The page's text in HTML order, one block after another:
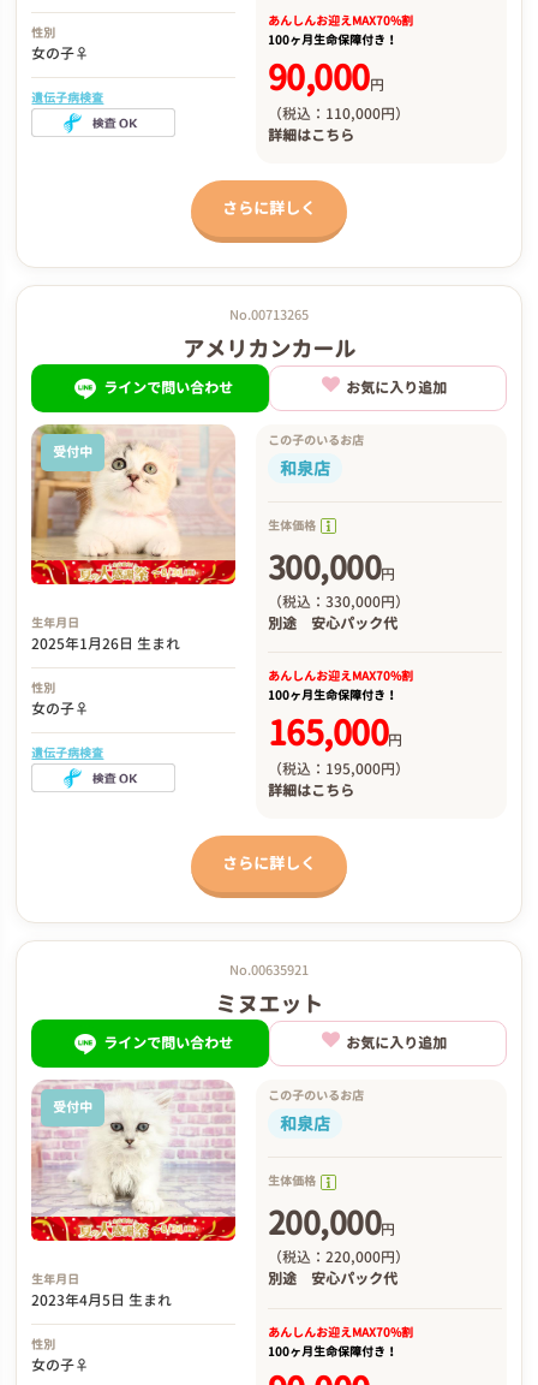
性別
女の子♀
遺伝子病検査
あんしんお迎えMAX70%割
100ヶ月生命保障付き！
90,000円
（税込：110,000円）
詳細はこちら
さらに詳しく
No.00713265
アメリカンカール
ラインで問い合わせ お気に入り追加
受付中
生年月日
2025年1月26日 生まれ
性別
女の子♀
遺伝子病検査
この子のいるお店
和泉店
生体価格
300,000円
（税込：330,000円）
別途 安心パック代
あんしんお迎えMAX70%割
100ヶ月生命保障付き！
165,000円
（税込：195,000円）
詳細はこちら
さらに詳しく
No.00635921
ミヌエット
ラインで問い合わせ お気に入り追加
受付中
生年月日
2023年4月5日 生まれ
性別
女の子♀
この子のいるお店
和泉店
生体価格
200,000円
（税込：220,000円）
別途 安心パック代
あんしんお迎えMAX70%割
100ヶ月生命保障付き！